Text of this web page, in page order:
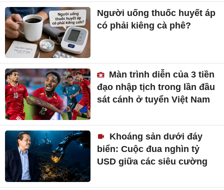
Người uống thuốc huyết áp
có phải kiêng cà phê?
Màn trình diễn của 3 tiền
đạo nhập tịch trong lần đầu
sát cánh ở tuyển Việt Nam
Khoáng sản dưới đáy
biển: Cuộc đua nghìn tỷ
USD giữa các siêu cường